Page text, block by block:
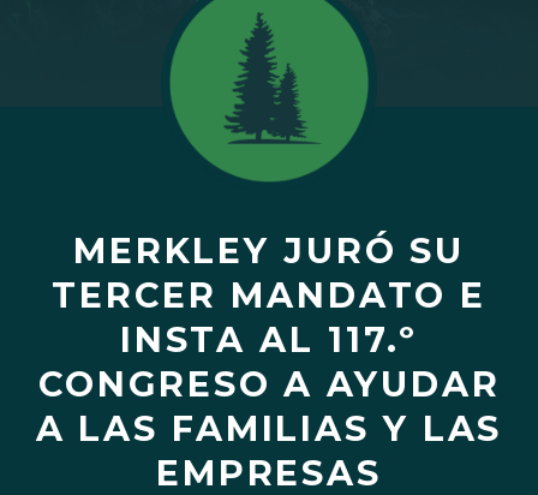
MERKLEY JURÓ SU
TERCER MANDATO E
INSTA AL 117.º
CONGRESO A AYUDAR
A LAS FAMILIAS Y LAS
EMPRESAS